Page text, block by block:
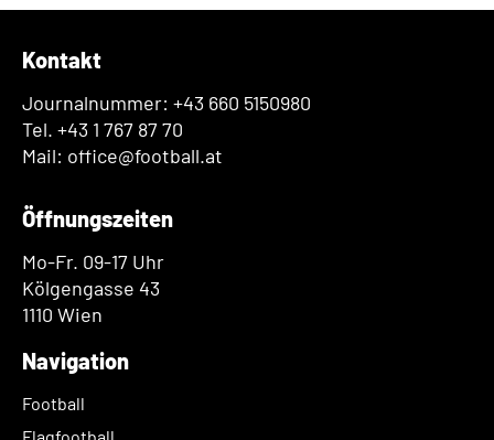
Kontakt
Journalnummer: +43 660 5150980
Tel. +43 1 767 87 70
Mail: office@football.at
Öffnungszeiten
Mo-Fr. 09-17 Uhr
Kölgengasse 43
1110 Wien
Navigation
Football